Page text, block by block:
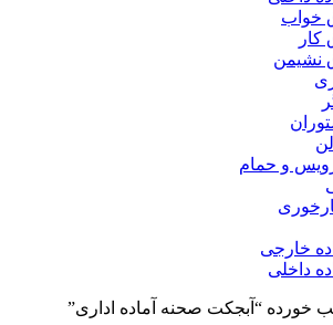
خواب
کار
نشیمن
و حمام
خارجی
داخلی
“آبجکت صحنه آماده اداری”